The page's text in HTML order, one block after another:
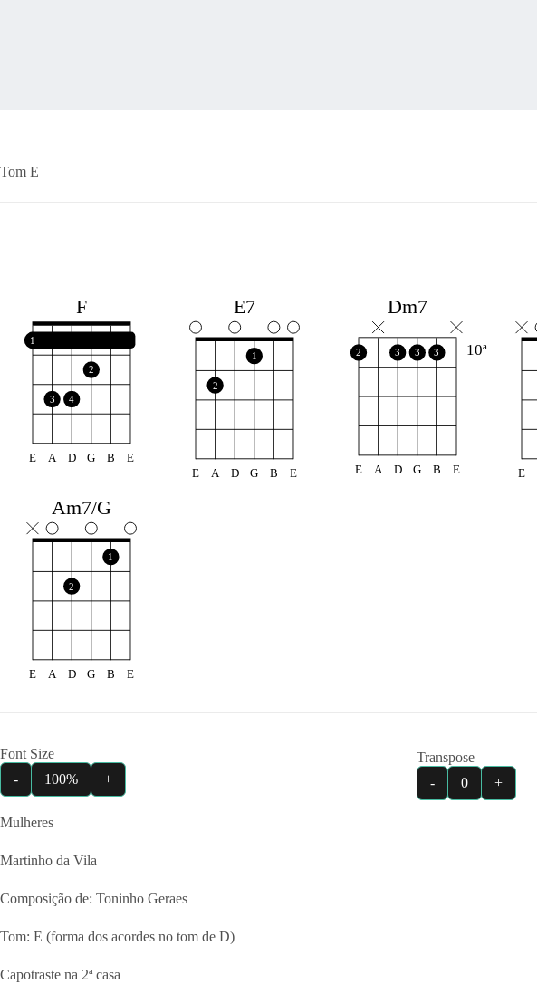
Tom E
F
1
3 4
2
E A D G B E
E7
2
1
E A D G B E
Dm7
10ª
2 3 3 3
E A D G B E E
Am7/G
2
1
E A D G B E
Font Size
-
100% +
Transpose
-
0 +
Mulheres
Martinho da Vila
Composição de: Toninho Geraes
Tom: E (forma dos acordes no tom de D)
Capotraste na 2ª casa